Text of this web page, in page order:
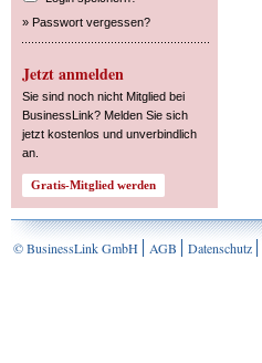
» Passwort vergessen?
Jetzt anmelden
Sie sind noch nicht Mitglied bei
BusinessLink? Melden Sie sich
jetzt kostenlos und unverbindlich
an.
© BusinessLink GmbH AGB Datenschutz